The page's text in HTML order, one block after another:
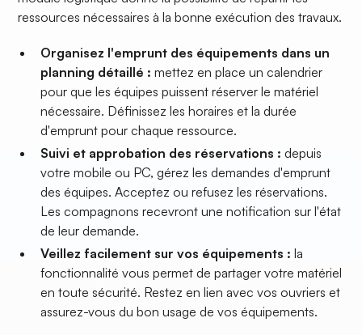
ressources nécessaires à la bonne exécution des travaux.
Organisez l'emprunt des équipements dans un
planning détaillé : mettez en place un calendrier
pour que les équipes puissent réserver le matériel
nécessaire. Définissez les horaires et la durée
d'emprunt pour chaque ressource.
Suivi et approbation des réservations : depuis
votre mobile ou PC, gérez les demandes d'emprunt
des équipes. Acceptez ou refusez les réservations.
Les compagnons recevront une notification sur l'état
de leur demande.
Veillez facilement sur vos équipements : la
fonctionnalité vous permet de partager votre matériel
en toute sécurité. Restez en lien avec vos ouvriers et
assurez-vous du bon usage de vos équipements.